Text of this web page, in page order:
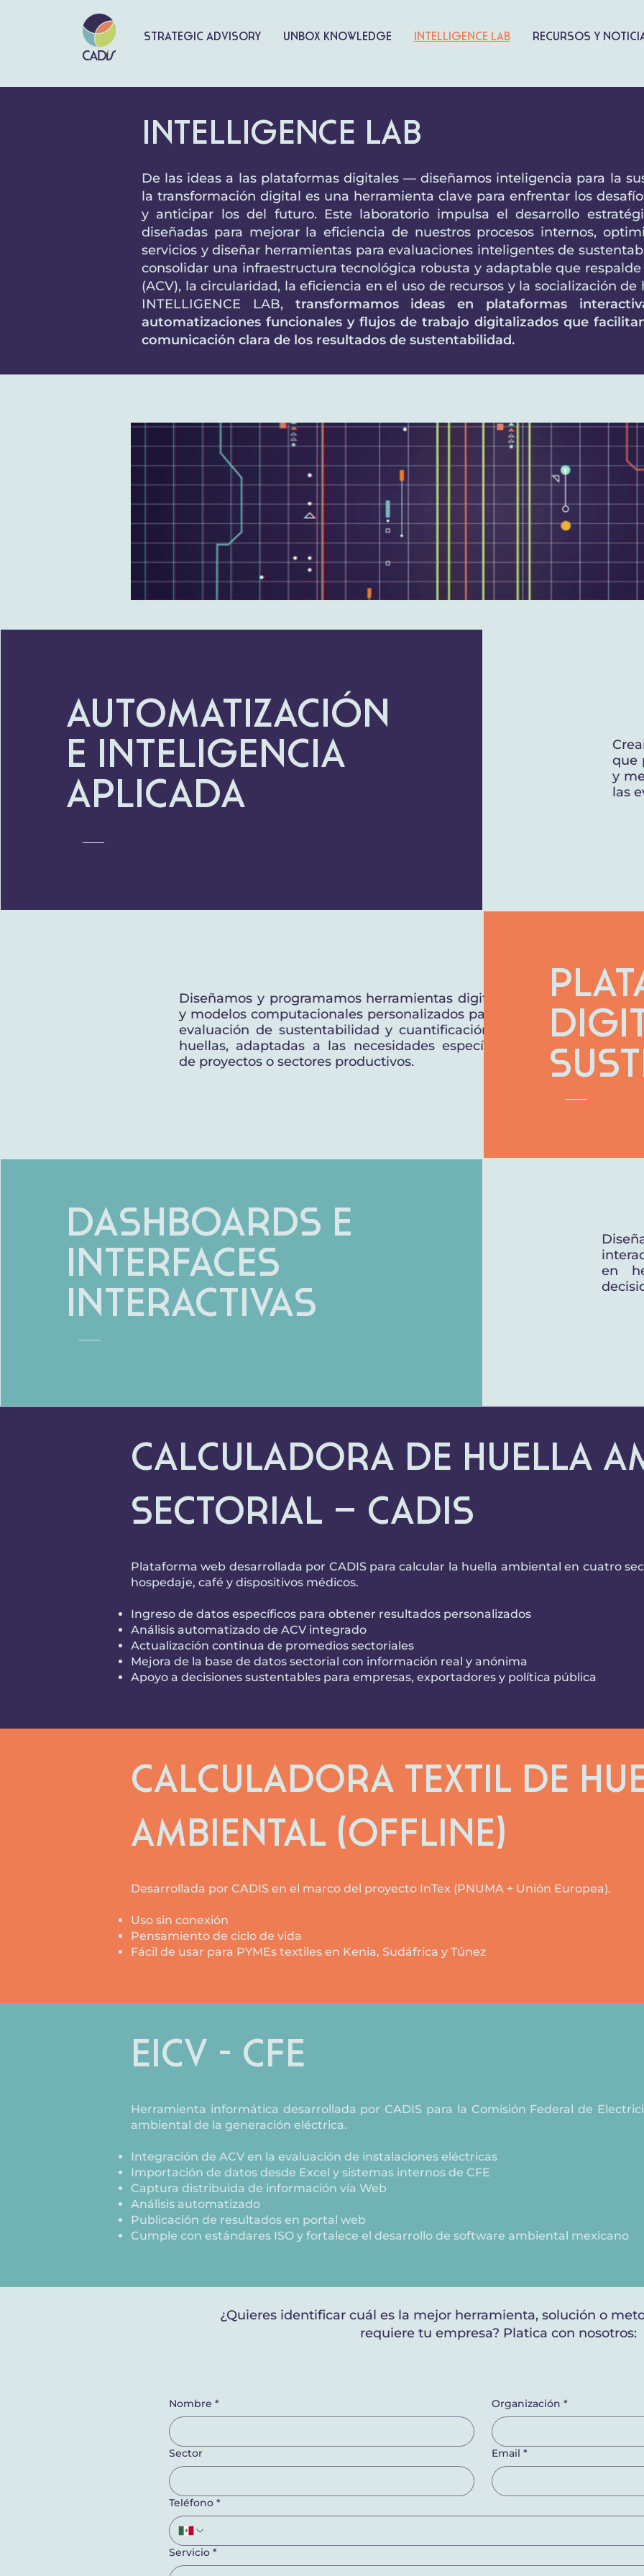
Strategic advisory Unbox knowledge Intelligence lab Recursos y
Intelligence lab
De las ideas a las plataformas digitales — diseñamos inteligencia para la
la transformación digital es una herramienta clave para enfrentar los
y anticipar los del futuro. Este laboratorio impulsa el desarrollo
diseñadas para mejorar la eficiencia de nuestros procesos internos,
servicios y diseñar herramientas para evaluaciones inteligentes de
consolidar una infraestructura tecnológica robusta y adaptable que
(ACV), la circularidad, la eficiencia en el uso de recursos y la socialización
INTELLIGENCE LAB, transformamos ideas en plataformas
automatizaciones funcionales y flujos de trabajo digitalizados que
comunicación clara de los resultados de sustentabilidad.
Automatización
e Inteligencia
Aplicada
que
y
las
Diseñamos y programamos herramientas digitales
y modelos computacionales personalizados para la
evaluación de sustentabilidad y cuantificación de
huellas, adaptadas a las necesidades específicas
de proyectos o sectores productivos.
Dashboards e
Interfaces
Interactivas
en
Calculadora de Huella
Sectorial – CADIS
Plataforma web desarrollada por CADIS para calcular la huella ambiental en cuatro
hospedaje, café y dispositivos médicos.
Ingreso de datos específicos para obtener resultados personalizados
Análisis automatizado de ACV integrado
Actualización continua de promedios sectoriales
Mejora de la base de datos sectorial con información real y anónima
Apoyo a decisiones sustentables para empresas, exportadores y política pública
Calculadora Textil de
Ambiental (Offline)
Desarrollada por CADIS en el marco del proyecto InTex (PNUMA + Unión Europea).
Uso sin conexión
Pensamiento de ciclo de vida
Fácil de usar para PYMEs textiles en Kenia, Sudáfrica y Túnez
EICV - CFE
Herramienta informática desarrollada por CADIS para la Comisión Federal de
ambiental de la generación eléctrica.
Integración de ACV en la evaluación de instalaciones eléctricas
Importación de datos desde Excel y sistemas internos de CFE
Captura distribuida de información vía Web
Análisis automatizado
Publicación de resultados en portal web
Cumple con estándares ISO y fortalece el desarrollo de software ambiental mexicano
¿Quieres identificar cuál es la mejor herramienta, solución o
requiere tu empresa? Platica con nosotros:
Nombre * Organización *
Sector Email *
Teléfono *
Servicio *